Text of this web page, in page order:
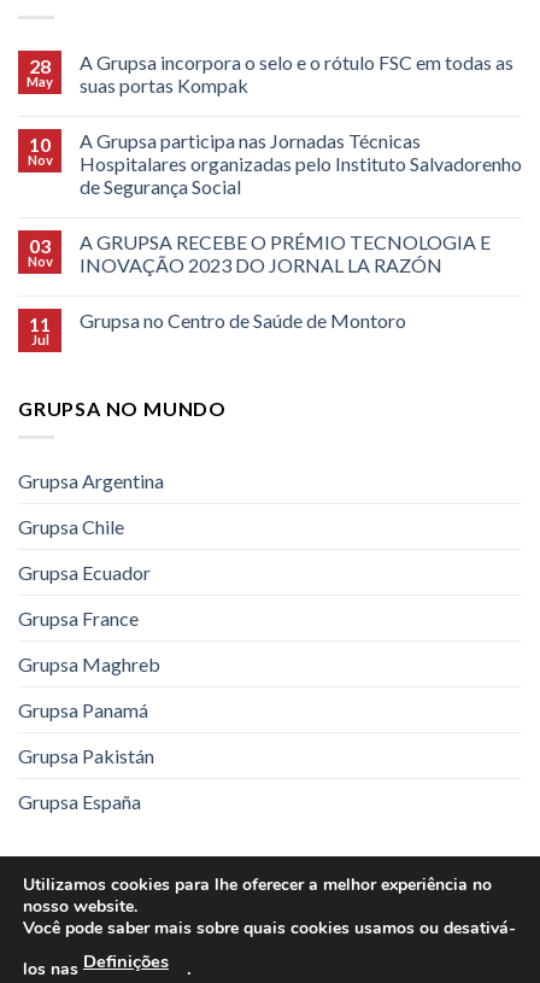
28
May
A Grupsa incorpora o selo e o rótulo FSC em todas as
suas portas Kompak
10
Nov
A Grupsa participa nas Jornadas Técnicas
Hospitalares organizadas pelo Instituto Salvadorenho
de Segurança Social
03
Nov
A GRUPSA RECEBE O PRÉMIO TECNOLOGIA E
INOVAÇÃO 2023 DO JORNAL LA RAZÓN
11
Jul
Grupsa no Centro de Saúde de Montoro
GRUPSA NO MUNDO
Grupsa Argentina
Grupsa Chile
Grupsa Ecuador
Grupsa France
Grupsa Maghreb
Grupsa Panamá
Grupsa Pakistán
Grupsa España
Aviso Legal Política de Privacidade
Política de Cookies
Utilizamos cookies para lhe oferecer a melhor experiência no
nosso website.
Você pode saber mais sobre quais cookies usamos ou desativá-
los nas Definições .